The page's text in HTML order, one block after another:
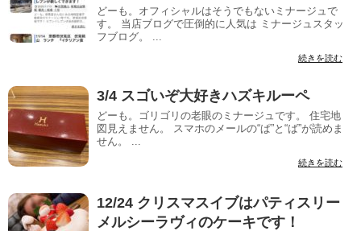
どーも。オフィシャルはそうでもないミナージュで
す。 当店ブログで圧倒的に人気は ミナージュスタッ
フブログ。 ...
続きを読む
3/4 スゴいぞ大好きハズキルーペ
どーも。ゴリゴリの老眼のミナージュです。 住宅地
図見えません。 スマホのメールの“ぱ”と“ば”が読めま
せん。 ...
続きを読む
12/24 クリスマスイブはパティスリー
メルシーラヴィのケーキです！